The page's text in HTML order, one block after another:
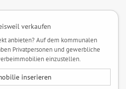
verkaufen
anbieten? Auf dem kommunalen
Privatpersonen und gewerbliche
einzustellen.
inserieren